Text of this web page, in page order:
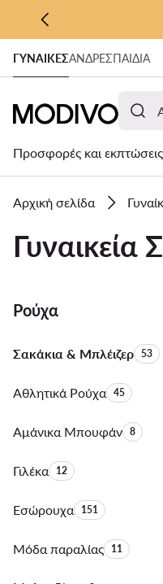
ΜΕΤΆΒΑΣΗ ΣΤΟ
ΜΕΤΆΒΑΣΗ ΣΤΗΝ
ΓΥΝΑΊΚΕΣΑΝΔΡΕΣΠΑΙΔΙΑ
Προσφορές και εκπτώσεις
Αρχική σελίδα
Γυναικεία
Ρούχα
Σακάκια & Μπλέιζερ 53
Αθλητικά ΡούχαΑριθμός
45
Αμάνικα Μπουφάν 8
ΓιλέκαΑριθμός προϊόντων:
12
ΕσώρουχαΑριθμός
151
Μόδα παραλίαςΑριθμός
11